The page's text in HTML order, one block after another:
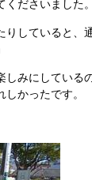
ださいました。
りしていると、
しみにしている
かったです。